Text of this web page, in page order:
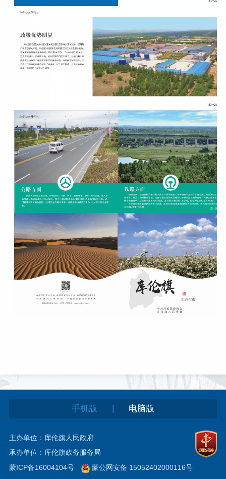
手机版 电脑版
主办单位：库伦旗人民政府
承办单位：库伦旗政务服务局
蒙ICP备16004104号
蒙公网安备 15052402000116号